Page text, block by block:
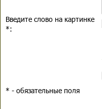
Введите слово на картинке
*:
* - обязательные поля